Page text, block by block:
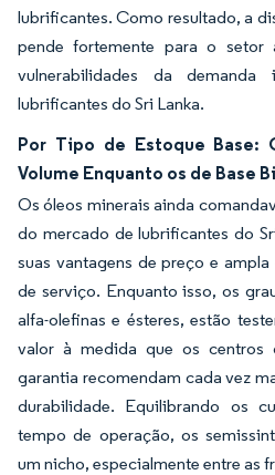
lubrificantes. Como resultado, a
pende fortemente para o setor
vulnerabilidades da
lubrificantes do Sri Lanka.
Por Tipo de Estoque Base:
Volume Enquanto os de Base
Os óleos minerais ainda
do mercado de lubrificantes do
suas vantagens de preço e
de serviço. Enquanto isso, os
alfa-olefinas e ésteres, estão
valor à medida que os centros
garantia recomendam cada vez
durabilidade. Equilibrando os
tempo de operação, os
um nicho, especialmente entre as